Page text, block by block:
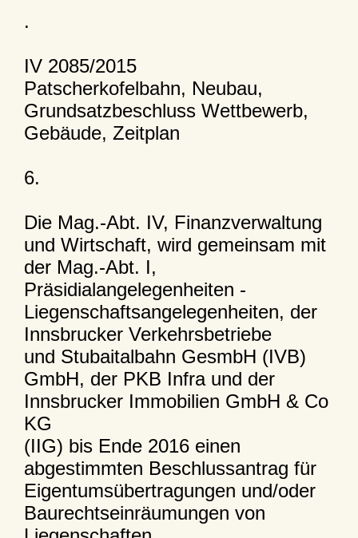
.
IV 2085/2015
Patscherkofelbahn, Neubau,
Grundsatzbeschluss Wettbewerb,
Gebäude, Zeitplan
6.
Die Mag.-Abt. IV, Finanzverwaltung
und Wirtschaft, wird gemeinsam mit
der Mag.-Abt. I,
Präsidialangelegenheiten -
Liegenschaftsangelegenheiten, der
Innsbrucker Verkehrsbetriebe
und Stubaitalbahn GesmbH (IVB)
GmbH, der PKB Infra und der
Innsbrucker Immobilien GmbH & Co
KG
(IIG) bis Ende 2016 einen
abgestimmten Beschlussantrag für
Eigentumsübertragungen und/oder
Baurechtseinräumungen von